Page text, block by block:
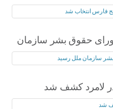
حقوق بشر سازمان